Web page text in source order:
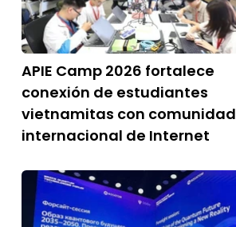
APIE Camp 2026 fortalece
conexión de estudiantes
vietnamitas con comunidad
internacional de Internet